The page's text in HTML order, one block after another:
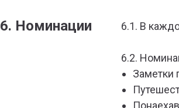
6. Номинации 6.1. В
6.2.
Заметки